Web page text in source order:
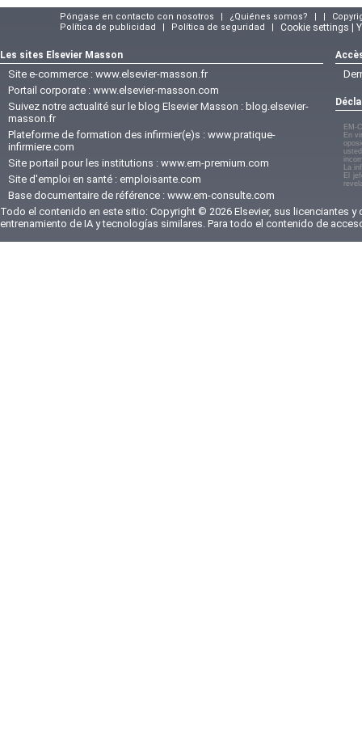
Póngase en contacto con nosotros | ¿Quiénes somos? | |
Política de publicidad
| Política de seguridad | Cookie settings |
Les sites Elsevier Masson
Site e-commerce : www.elsevier-masson.fr
Portail corporate : www.elsevier-masson.com
Suivez notre actualité sur le blog Elsevier Masson : blog.elsevier-
masson.fr
Plateforme de formation des infirmier(e)s : www.pratique-
infirmiere.com
Site portail pour les institutions : www.em-premium.com
Site d'emploi en santé : emploisante.com
Base documentaire de référence : www.em-consulte.com
EM-
En
La
El
Todo el contenido en este sitio: Copyright © 2026 Elsevier, sus licenciantes
entrenamiento de IA y tecnologías similares. Para todo el contenido de